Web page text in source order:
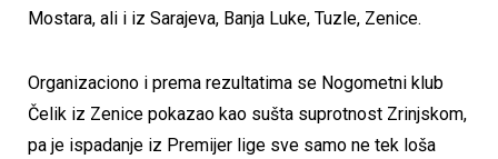
Mostara, ali i iz Sarajeva, Banja Luke, Tuzle, Zenice.
Organizaciono i prema rezultatima se Nogometni klub
Čelik iz Zenice pokazao kao sušta suprotnost Zrinjskom,
pa je ispadanje iz Premijer lige sve samo ne tek loša